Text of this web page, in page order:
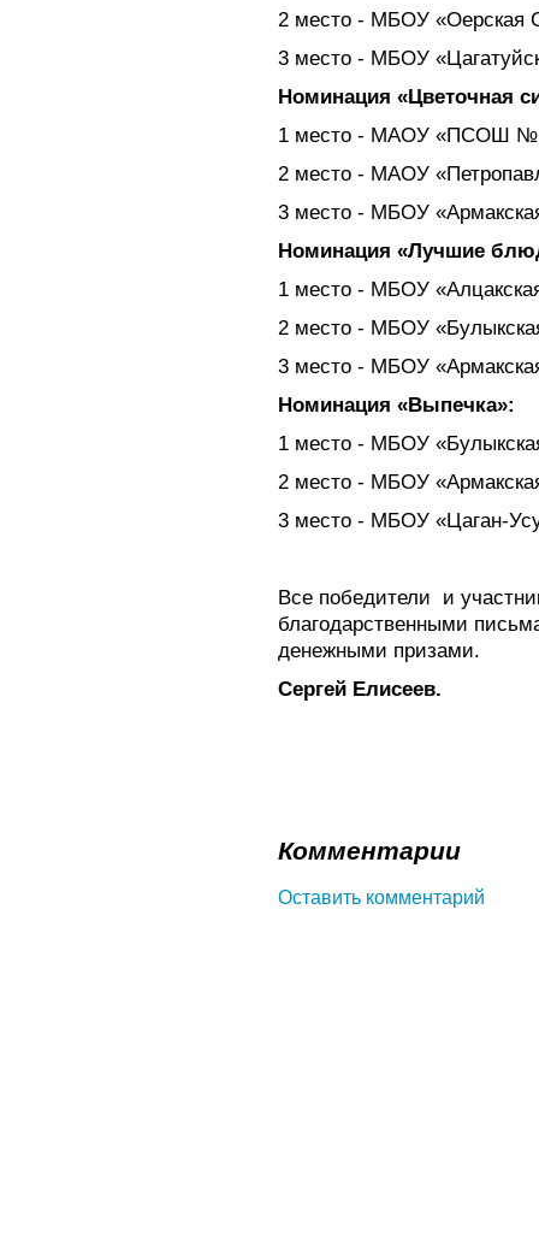
2 место - МБОУ
3 место - МБОУ
Номинация «Цветочная
1 место - МАОУ «ПСОШ
2 место - МАОУ
3 место - МБОУ
Номинация «Лучшие
1 место - МБОУ
2 место - МБОУ
3 место - МБОУ
Номинация «Выпечка»:
1 место - МБОУ
2 место - МБОУ
3 место - МБОУ «Цаган-
Все победители и
благодарственными
денежными призами.
Сергей Елисеев.
Комментарии
Оставить комментарий